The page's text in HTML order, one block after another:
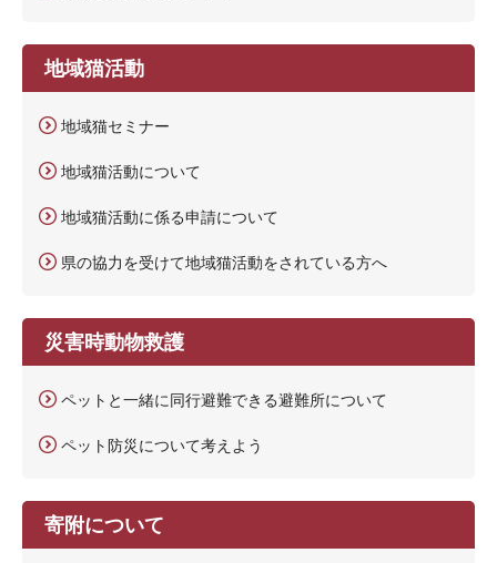
地域猫活動
地域猫セミナー
地域猫活動について
地域猫活動に係る申請について
県の協力を受けて地域猫活動をされている方へ
災害時動物救護
ペットと一緒に同行避難できる避難所について
ペット防災について考えよう
寄附について